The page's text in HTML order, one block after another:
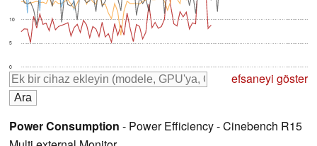
0
5
10
efsaneyi göster
Power Consumption - Power Efficiency - Cinebench R15